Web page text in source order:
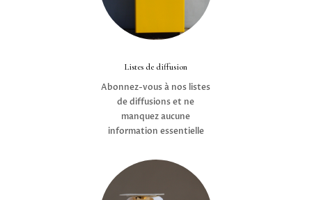
Listes de diffusion
Abonnez-vous à nos listes
de diffusions et ne
manquez aucune
information essentielle